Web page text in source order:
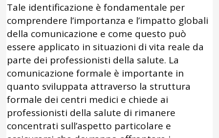
Tale identificazione è fondamentale per
comprendere l’importanza e l’impatto globali
della comunicazione e come questo può
essere applicato in situazioni di vita reale da
parte dei professionisti della salute. La
comunicazione formale è importante in
quanto sviluppata attraverso la struttura
formale dei centri medici e chiede ai
professionisti della salute di rimanere
concentrati sull’aspetto particolare e